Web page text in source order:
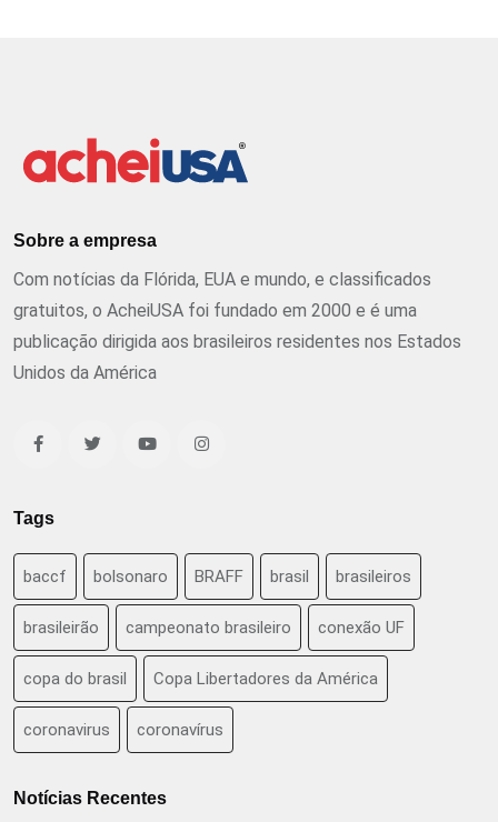
Sobre a empresa
Com notícias da Flórida, EUA e mundo, e classificados
gratuitos, o AcheiUSA foi fundado em 2000 e é uma
publicação dirigida aos brasileiros residentes nos Estados
Unidos da América
Tags
baccf bolsonaro BRAFF brasil brasileiros
brasileirão campeonato brasileiro conexão UF
copa do brasil Copa Libertadores da América
coronavirus coronavírus
Notícias Recentes